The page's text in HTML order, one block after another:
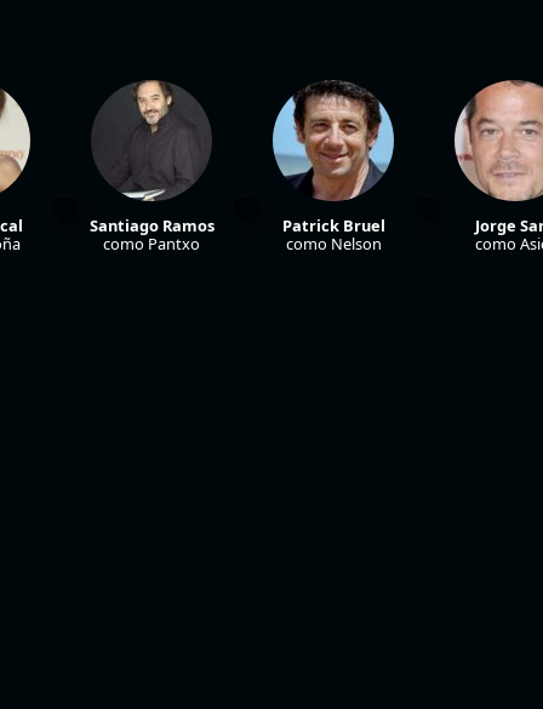
Santiago Ramos
como Pantxo
Patrick Bruel
como Nelson
Jorge
como